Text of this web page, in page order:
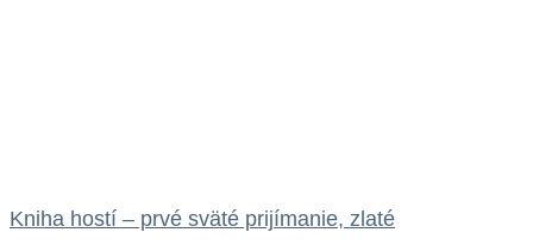
Kniha hostí – prvé sväté prijímanie, zlaté